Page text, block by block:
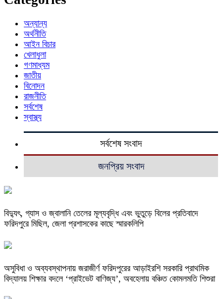
অন্যান্য
অর্থনীতি
আইন বিচার
খেলাধুলা
গণমাধ্যম
জাতীয়
বিনোদন
রাজনীতি
সর্বশেষ
স্বাস্থ্য
সর্বশেষ সংবাদ
জনপ্রিয় সংবাদ
বিদ্যুৎ, গ্যাস ও জ্বালানি তেলের মূল্যবৃদ্ধি এবং ভুতুড়ে বিলের প্রতিবাদে
ফরিদপুরে মিছিল, জেলা প্রশাসকের কাছে স্মারকলিপি
অসুবিধা ও অব্যবস্থাপনায় জরাজীর্ণ ফরিদপুরের আড়াইরশি সরকারি প্রাথমিক
বিদ্যালয় শিক্ষার বদলে ‘প্রাইভেট বাণিজ্য’, অবহেলায় বঞ্চিত কোমলমতি শিশুরা